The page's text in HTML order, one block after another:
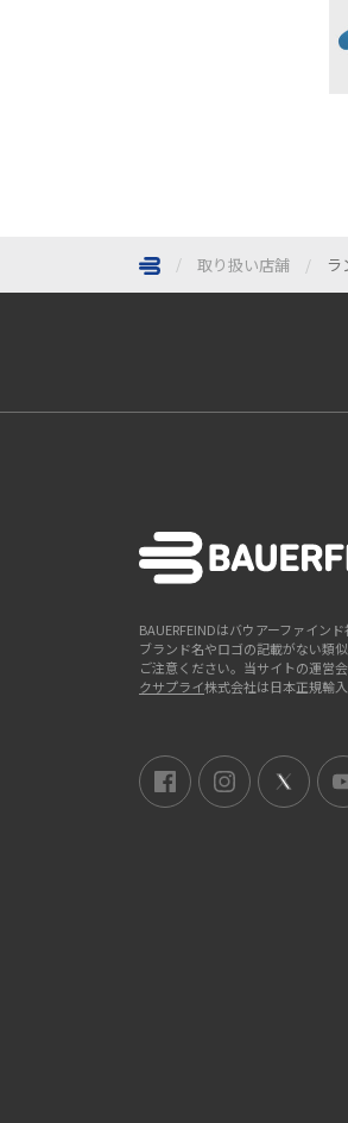
取り扱い店舗
ページトップへ
BAUERFEINDはバウアーファインド
ブランド名やロゴの記載がない類
ご注意ください。当サイトの運営
クサプライ株式会社は日本正規輸入